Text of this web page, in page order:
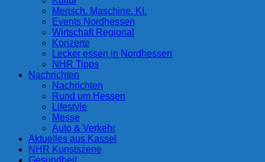
Mensch. Maschine. KI.
Events Nordhessen
Wirtschaft Regional
Konzerte
Lecker essen in Nordhessen
NHR Tipps
Nachrichten
Nachrichten
Rund um Hessen
Lifestyle
Messe
Auto & Verkehr
Aktuelles aus Kassel
NHR Kunstszene